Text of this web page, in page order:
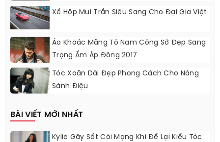
Xế Hộp Mui Trần Siêu Sang Cho Đại Gia Việt
Áo Khoác Măng Tô Nam Công Sở Đẹp Sang
Trọng Ấm Áp Đông 2017
Tóc Xoăn Dài Đẹp Phong Cách Cho Nàng
Sành Điệu
BÀI VIẾT MỚI NHẤT
Kylie Gây Sốt Cõi Mạng Khi Để Lại Kiểu Tóc